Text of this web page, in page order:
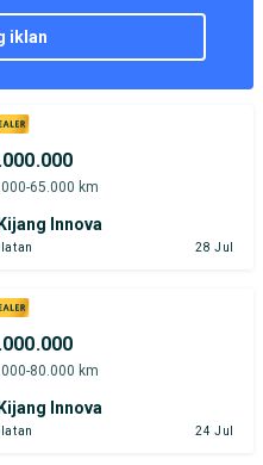
iklan
65.000 km
Innova
28 Jul
80.000 km
Innova
24 Jul